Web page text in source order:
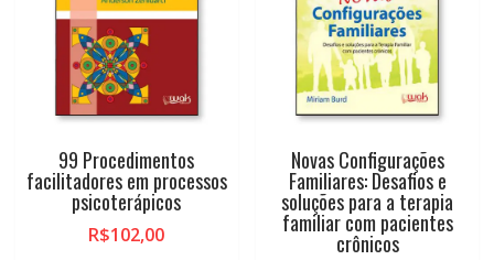
99 Procedimentos
facilitadores em processos
psicoterápicos
R$102,00
Novas Configurações
Familiares: Desafios e
soluções para a terapia
familiar com pacientes
crônicos